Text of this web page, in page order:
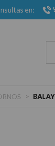
en:
> BALAY